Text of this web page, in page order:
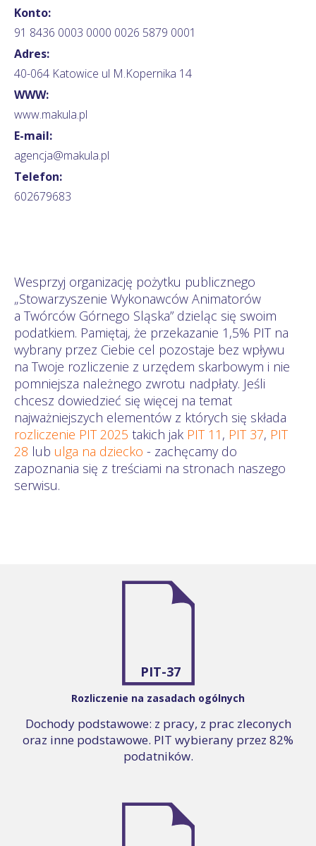
Konto:
91 8436 0003 0000 0026 5879 0001
Adres:
40-064 Katowice ul M.Kopernika 14
WWW:
www.makula.pl
E-mail:
agencja@makula.pl
Telefon:
602679683
Wesprzyj organizację pożytku publicznego
„Stowarzyszenie Wykonawców Animatorów
a Twórców Górnego Sląska” dzieląc się swoim
podatkiem. Pamiętaj, że przekazanie 1,5% PIT na
wybrany przez Ciebie cel pozostaje bez wpływu
na Twoje rozliczenie z urzędem skarbowym i nie
pomniejsza należnego zwrotu nadpłaty. Jeśli
chcesz dowiedzieć się więcej na temat
najważniejszych elementów z których się składa
rozliczenie PIT 2025 takich jak PIT 11 , PIT 37, PIT
28 lub ulga na dziecko - zachęcamy do
zapoznania się z treściami na stronach naszego
serwisu.
PIT-37
Rozliczenie na zasadach ogólnych
Dochody podstawowe: z pracy, z prac zleconych
oraz inne podstawowe. PIT wybierany przez 82%
podatników.